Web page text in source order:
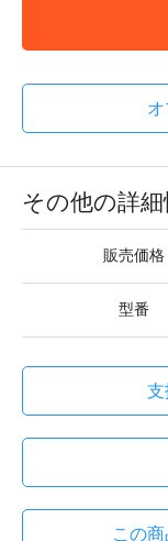
その他の詳細
販売価格
型番
支
この